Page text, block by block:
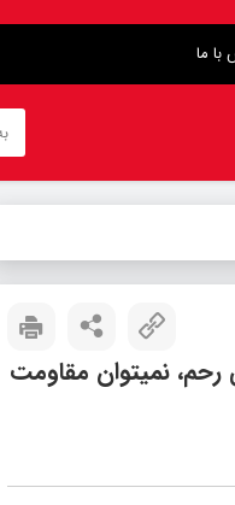
با ما
نمیتوان مقاومت